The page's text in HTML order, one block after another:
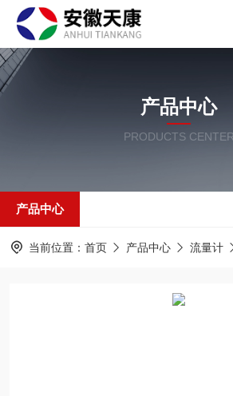
产品中心
PRODUCTS CENTER
产品中心
当前位置： 首页 产品中心 流量计